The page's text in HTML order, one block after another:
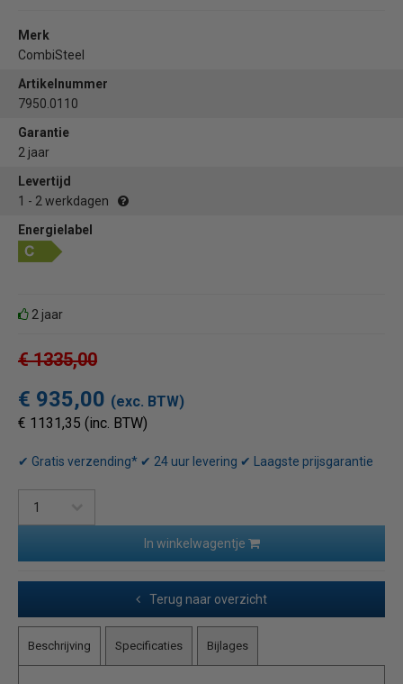
Merk
CombiSteel
Artikelnummer
7950.0110
Garantie
2 jaar
Levertijd
1 - 2 werkdagen
Energielabel
2 jaar
€ 1335,00
€ 935,00 (exc. BTW)
€ 1131,35 (inc. BTW)
✔ Gratis verzending* ✔ 24 uur levering ✔ Laagste prijsgarantie
In winkelwagentje
Terug naar overzicht
Beschrijving Specificaties Bijlages